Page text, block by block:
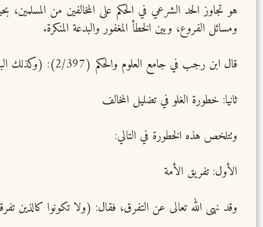
هو تجاوز الحد الشرعي في الحكم على المخالفين من
ومسائل الفروع، وبين الخطأ المغفور والبدعة المنكرة.
قال ابن رجب في جامع العلوم والحكم (2/397): (وكذلك البدع إنما تنشأ من تقديم الهوى على الشرع ولهذا يسمى أهلها أهل الأهواء).
ثانيا: خطورة الغلو في تضليل المخالف
وتتلخص هذه الخطورة في التالي:
الأول: تفريق الأمة
وقد نهى الله تعالى عن التفرق، فقال: (ولا تكونوا كالذين